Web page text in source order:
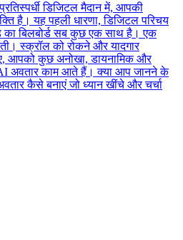
डिजिटल मैदान में, आपकी
है। यह पहली धारणा, डिजिटल परिचय
बिलबोर्ड सब कुछ एक साथ है। एक
स्क्रॉल को रोकने और यादगार
आपको कुछ अनोखा, डायनामिक और
अवतार काम आते हैं। क्या आप जानने के
कैसे बनाएं जो ध्यान खींचे और चर्चा